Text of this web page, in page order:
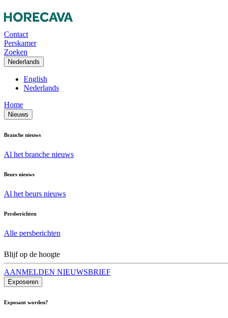
Contact
Perskamer
Zoeken
Nederlands
English
Nederlands
Home
Nieuws
Branche nieuws
Al het branche nieuws
Beurs nieuws
Al het beurs nieuws
Persberichten
Alle persberichten
Blijf op de hoogte
AANMELDEN NIEUWSBRIEF
Exposeren
Exposant worden?